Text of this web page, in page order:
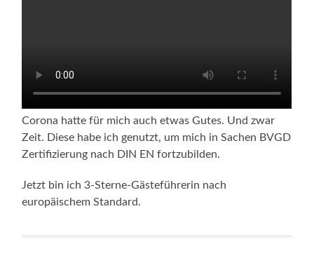
Corona hatte für mich auch etwas Gutes. Und zwar
Zeit. Diese habe ich genutzt, um mich in Sachen BVGD
Zertifizierung nach DIN EN fortzubilden.
Jetzt bin ich 3-Sterne-Gästeführerin nach
europäischem Standard.